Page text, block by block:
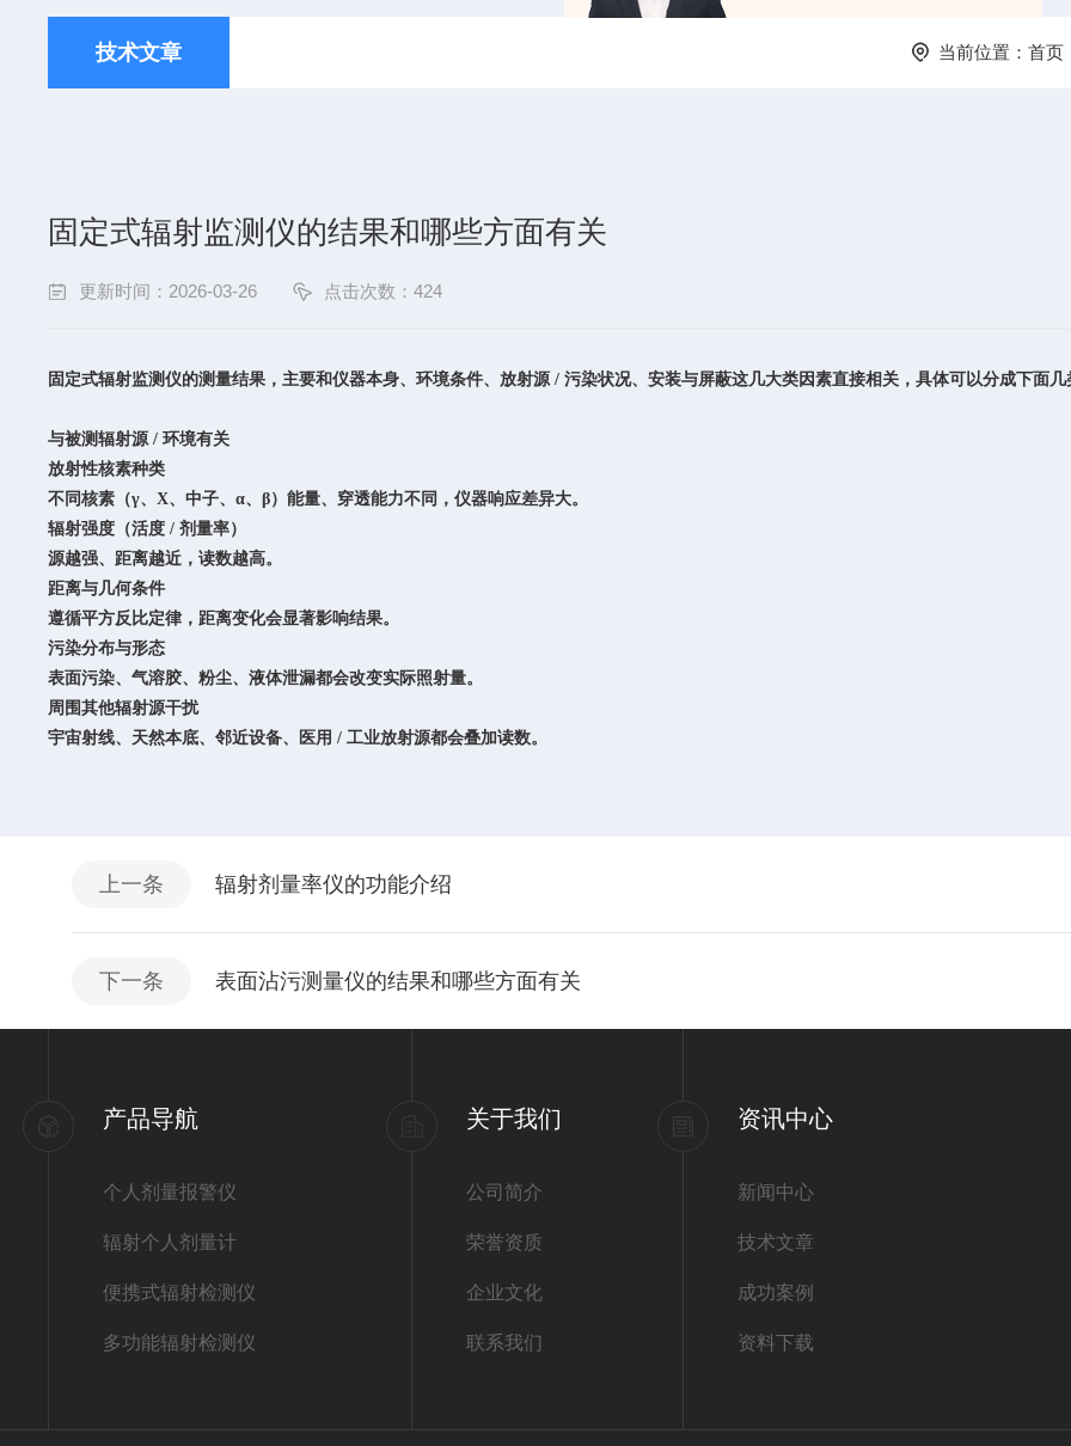
技术文章 当前位置： 首页
固定式辐射监测仪的结果和哪些方面有关
更新时间：2026-03-26 点击次数：424
固定式辐射监测仪的测量结果，主要和仪器本身、环境条件、放射源 / 污染状况、安装与屏蔽这几大类因素直接相关，具体可以分成下面几
与被测辐射源 / 环境有关
放射性核素种类
不同核素（γ、X、中子、α、β）能量、穿透能力不同，仪器响应差异大。
辐射强度（活度 / 剂量率）
源越强、距离越近，读数越高。
距离与几何条件
遵循平方反比定律，距离变化会显著影响结果。
污染分布与形态
表面污染、气溶胶、粉尘、液体泄漏都会改变实际照射量。
周围其他辐射源干扰
宇宙射线、天然本底、邻近设备、医用 / 工业放射源都会叠加读数。
上一条 辐射剂量率仪的功能介绍
下一条 表面沾污测量仪的结果和哪些方面有关
产品导航
个人剂量报警仪
辐射个人剂量计
便携式辐射检测仪
多功能辐射检测仪
关于我们
公司简介
荣誉资质
企业文化
联系我们
资讯中心
新闻中心
技术文章
成功案例
资料下载